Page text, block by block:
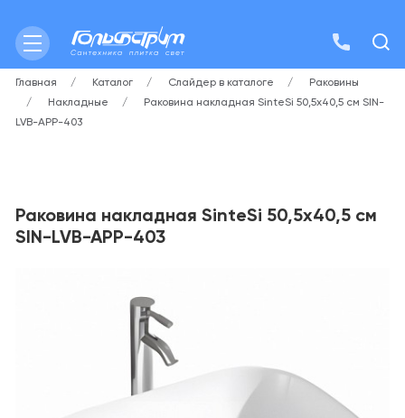
Главная Каталог Слайдер в каталоге
Раковины
Накладные
Раковина накладная SinteSi 50,5х40,5 см SIN-
LVB-APP-403
Раковина накладная SinteSi 50,5х40,5 см
SIN-LVB-APP-403